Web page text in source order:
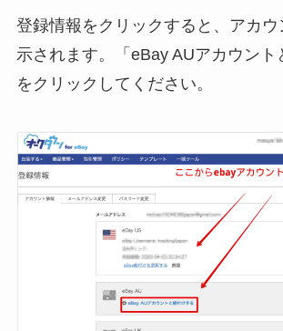
登録情報をクリックすると、アカウ
示されます。「eBay AUアカウント
をクリックしてください。